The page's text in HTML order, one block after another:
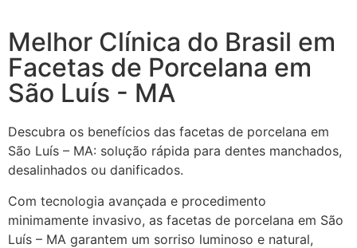
Melhor Clínica do Brasil em
Facetas de Porcelana em
São Luís - MA
Descubra os benefícios das facetas de porcelana em
São Luís – MA: solução rápida para dentes manchados,
desalinhados ou danificados.
Com tecnologia avançada e procedimento
minimamente invasivo, as facetas de porcelana em São
Luís – MA garantem um sorriso luminoso e natural,